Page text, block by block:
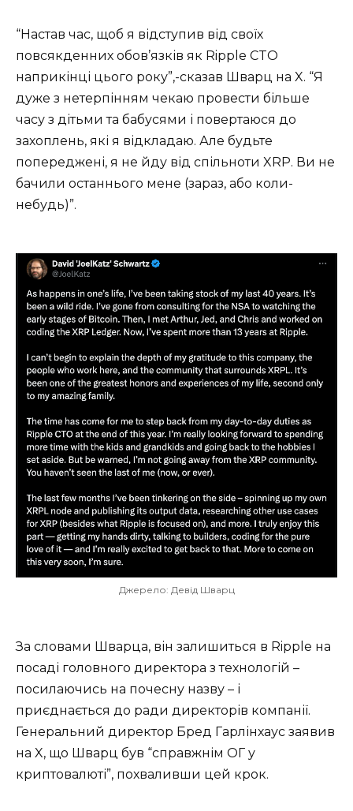
“Настав час, щоб я відступив від своїх
повсякденних обов’язків як Ripple CTO
наприкінці цього року”,-сказав Шварц на X. “Я
дуже з нетерпінням чекаю провести більше
часу з дітьми та бабусями і повертаюся до
захоплень, які я відкладаю. Але будьте
попереджені, я не йду від спільноти XRP. Ви не
бачили останнього мене (зараз, або коли-
небудь)”.
Джерело: Девід Шварц
За словами Шварца, він залишиться в Ripple на
посаді головного директора з технологій –
посилаючись на почесну назву – і
приєднається до ради директорів компанії.
Генеральний директор Бред Гарлінхаус заявив
на X, що Шварц був “справжнім ОГ у
криптовалюті”, похваливши цей крок.